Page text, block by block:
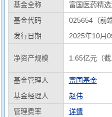
基金全称 富国医药精
基金代码
025654（前端
发行日期
2025年10月
净资产规模 1.65亿元（
基金管理人
富国基金
基金经理人
赵伟
管理费率
详情